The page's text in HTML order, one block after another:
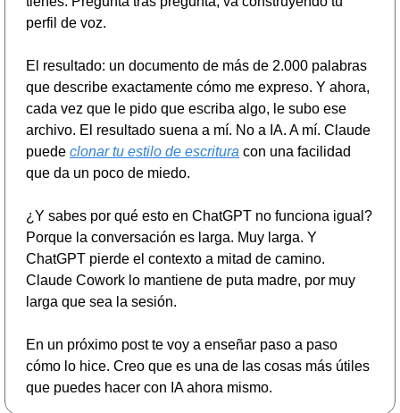
perfil de voz.
El resultado: un documento de más de 2.000 palabras
que describe exactamente cómo me expreso. Y ahora,
cada vez que le pido que escriba algo, le subo ese
archivo. El resultado suena a mí. No a IA. A mí. Claude
puede clonar tu estilo de escritura con una facilidad
que da un poco de miedo.
¿Y sabes por qué esto en ChatGPT no funciona igual?
Porque la conversación es larga. Muy larga. Y
ChatGPT pierde el contexto a mitad de camino.
Claude Cowork lo mantiene de puta madre, por muy
larga que sea la sesión.
En un próximo post te voy a enseñar paso a paso
cómo lo hice. Creo que es una de las cosas más útiles
que puedes hacer con IA ahora mismo.